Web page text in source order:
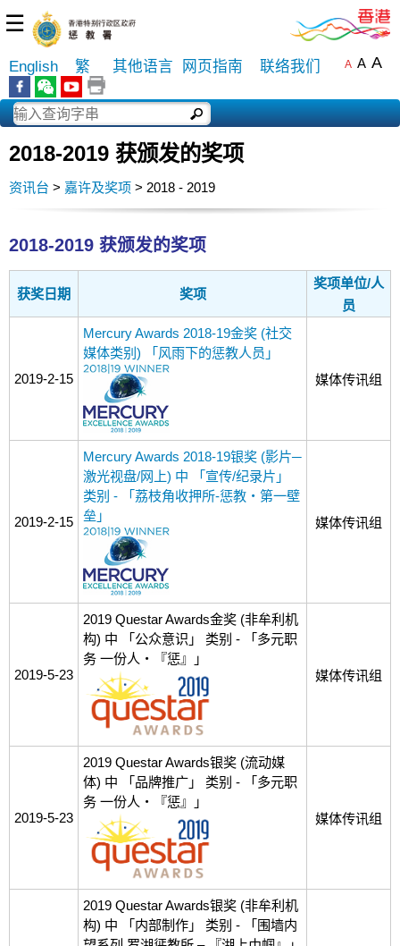
☰
English 繁 其他语言 网页指南 联络我们 A A A
2018-2019 获颁发的奖项
资讯台 > 嘉许及奖项 > 2018 - 2019
2018-2019 获颁发的奖项
获奖日期 奖项
奖项单位/人
员
2019-2-15
Mercury Awards 2018-19金奖 (社交
媒体类别) 「风雨下的惩教人员」
媒体传讯组
2019-2-15
Mercury Awards 2018-19银奖 (影片─
激光视盘/网上) 中 「宣传/纪录片」
类别 - 「荔枝角收押所-惩教‧第一壁
垒」
媒体传讯组
2019-5-23
2019 Questar Awards金奖 (非牟利机
构) 中 「公众意识」 类别 - 「多元职
务 一份人‧『惩』」
媒体传讯组
2019-5-23
2019 Questar Awards银奖 (流动媒
体) 中 「品牌推广」 类别 - 「多元职
务 一份人‧『惩』」
媒体传讯组
2019 Questar Awards银奖 (非牟利机
构) 中 「内部制作」 类别 - 「围墙内